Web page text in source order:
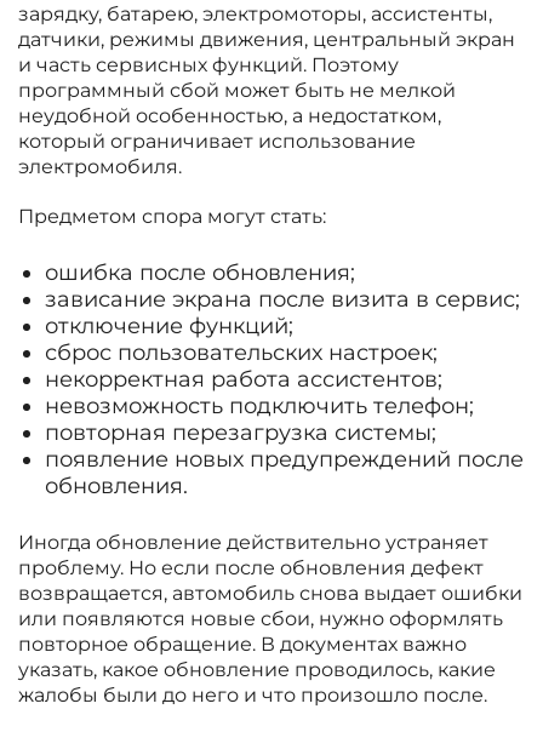
зарядку, батарею, электромоторы, ассистенты,
датчики, режимы движения, центральный экран
и часть сервисных функций. Поэтому
программный сбой может быть не мелкой
неудобной особенностью, а недостатком,
который ограничивает использование
электромобиля.
Предметом спора могут стать:
ошибка после обновления;
зависание экрана после визита в сервис;
отключение функций;
сброс пользовательских настроек;
некорректная работа ассистентов;
невозможность подключить телефон;
повторная перезагрузка системы;
появление новых предупреждений после
обновления.
Иногда обновление действительно устраняет
проблему. Но если после обновления дефект
возвращается, автомобиль снова выдает ошибки
или появляются новые сбои, нужно оформлять
повторное обращение. В документах важно
указать, какое обновление проводилось, какие
жалобы были до него и что произошло после.